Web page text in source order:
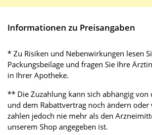
Informationen zu Preisangaben
* Zu Risiken und Nebenwirkungen lesen
Packungsbeilage und fragen Sie Ihre
in Ihrer Apotheke.
** Die Zuzahlung kann sich abhängig von
und dem Rabattvertrag noch ändern oder
zahlen jedoch nie mehr als den
unserem Shop angegeben ist.